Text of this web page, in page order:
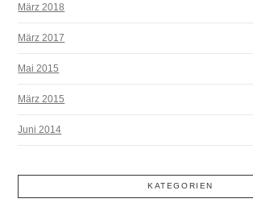
März 2018
März 2017
Mai 2015
März 2015
Juni 2014
KATEGORIEN